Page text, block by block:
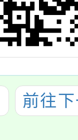
前往